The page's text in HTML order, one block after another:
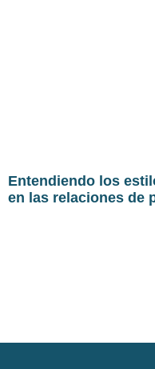
Entendiendo los
en las relaciones de